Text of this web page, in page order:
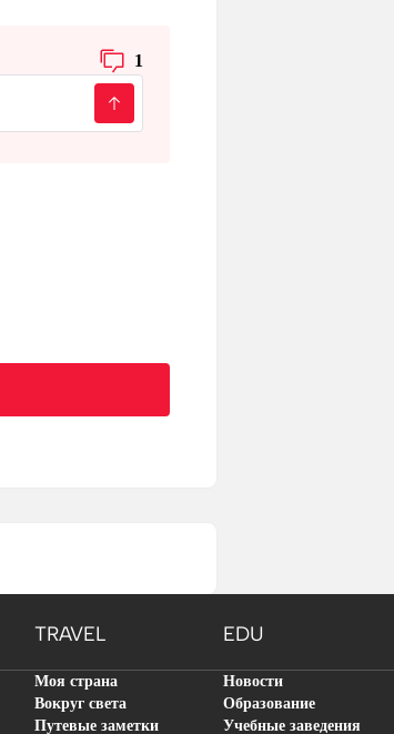
1
TRAVEL EDU
Моя страна
Вокруг света
Путевые заметки
Новости
Образование
Учебные заведения